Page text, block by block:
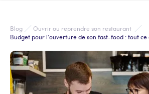
Blog
Ouvrir ou reprendre son restaurant
Budget pour l'ouverture de son fast-food : tout